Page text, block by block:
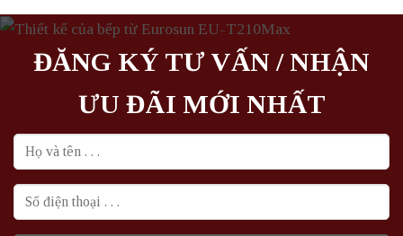
1.570.000₫.
ĐĂNG KÝ TƯ VẤN / NHẬN
ƯU ĐÃI MỚI NHẤT